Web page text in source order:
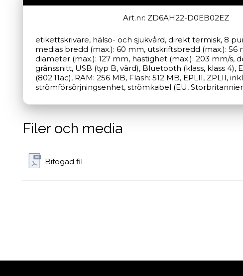
Art.nr: ZD6AH22-D0EB02EZ
etikettskrivare, hälso- och sjukvård, direkt termisk, 8
medias bredd (max.): 60 mm, utskriftsbredd (max.): 56
diameter (max.): 127 mm, hastighet (max.): 203 mm/s,
gränssnitt, USB (typ B, värd), Bluetooth (klass, klass 4),
(802.11ac), RAM: 256 MB, Flash: 512 MB, EPLII, ZPLII,
strömförsörjningsenhet, strömkabel (EU,
Filer och media
Bifogad fil